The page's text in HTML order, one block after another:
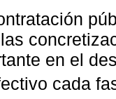
en el
cada